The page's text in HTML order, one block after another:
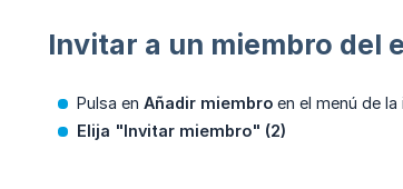
Invitar a un miembro del
Pulsa en Añadir miembro en el menú de
Elija "Invitar miembro" (2)